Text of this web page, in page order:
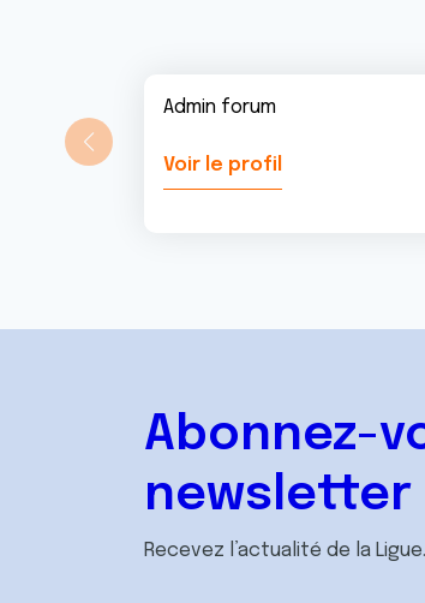
Admin forum
Voir le profil
Abonnez-
newsletter
Recevez l’actualité de la Ligue.